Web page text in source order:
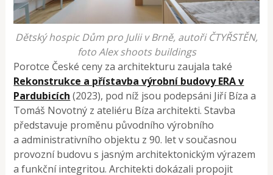
Dětský hospic Dům pro Julii v Brně, autoři ČTYŘSTĚN,
foto Alex shoots buildings
Porotce České ceny za architekturu zaujala také
Rekonstrukce a přístavba výrobní budovy ERA v
Pardubicích (2023), pod níž jsou podepsáni Jiří Bíza a
Tomáš Novotný z ateliéru Bíza architekti. Stavba
představuje proměnu původního výrobního
a administrativního objektu z 90. let v současnou
provozní budovu s jasným architektonickým výrazem
a funkční integritou. Architekti dokázali propojit